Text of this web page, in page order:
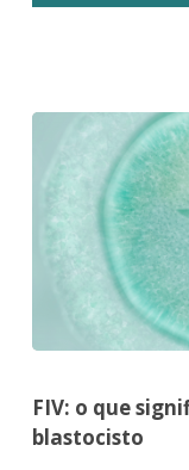
FIV: o que
blastocisto